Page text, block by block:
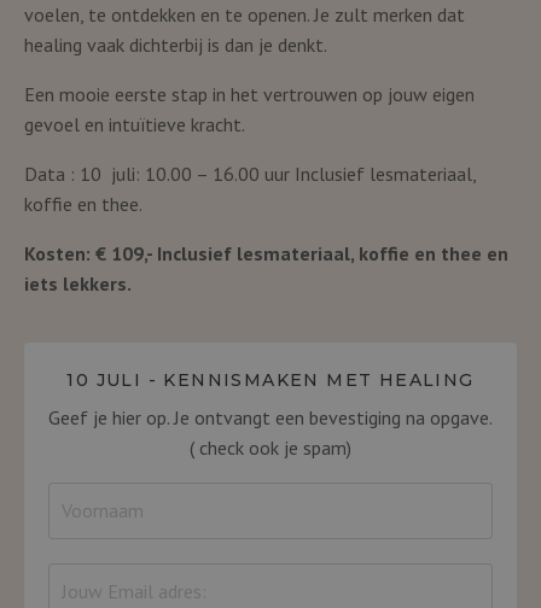
voelen, te ontdekken en te openen. Je zult merken dat
healing vaak dichterbij is dan je denkt.
Een mooie eerste stap in het vertrouwen op jouw eigen
gevoel en intuïtieve kracht.
Data : 10 juli: 10.00 – 16.00 uur Inclusief lesmateriaal,
koffie en thee.
Kosten: € 109,- Inclusief lesmateriaal, koffie en thee en
iets lekkers.
10 JULI - KENNISMAKEN MET HEALING
Geef je hier op. Je ontvangt een bevestiging na opgave.
( check ook je spam)